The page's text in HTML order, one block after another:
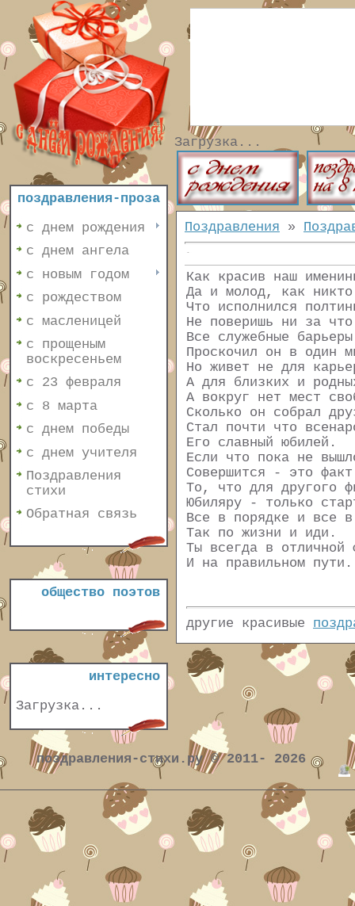
поздравления-проза
с днем рождения
с днем ангела
с новым годом
с рождеством
с масленицей
с прощеным
воскресеньем
с 23 февраля
с 8 марта
с днем победы
с днем учителя
Поздравления
стихи
Обратная связь
общество поэтов
интересно
Загрузка...
Загрузка...
Поздравления »
Как красив наш
Да и молод, как
Что исполнился
Не поверишь ни за
Все служебные барьеры
Проскочил он в один
Но живет не для
А для близких и
А вокруг нет мест
Сколько он собрал
Стал почти что
Его славный юбилей.
Если что пока не
Совершится - это
То, что для другого
Юбиляру - только
Все в порядке и все
Так по жизни и иди.
Ты всегда в отличной
И на правильном пути.
другие красивые
поздравления-стихи.ру © 2011- 2026